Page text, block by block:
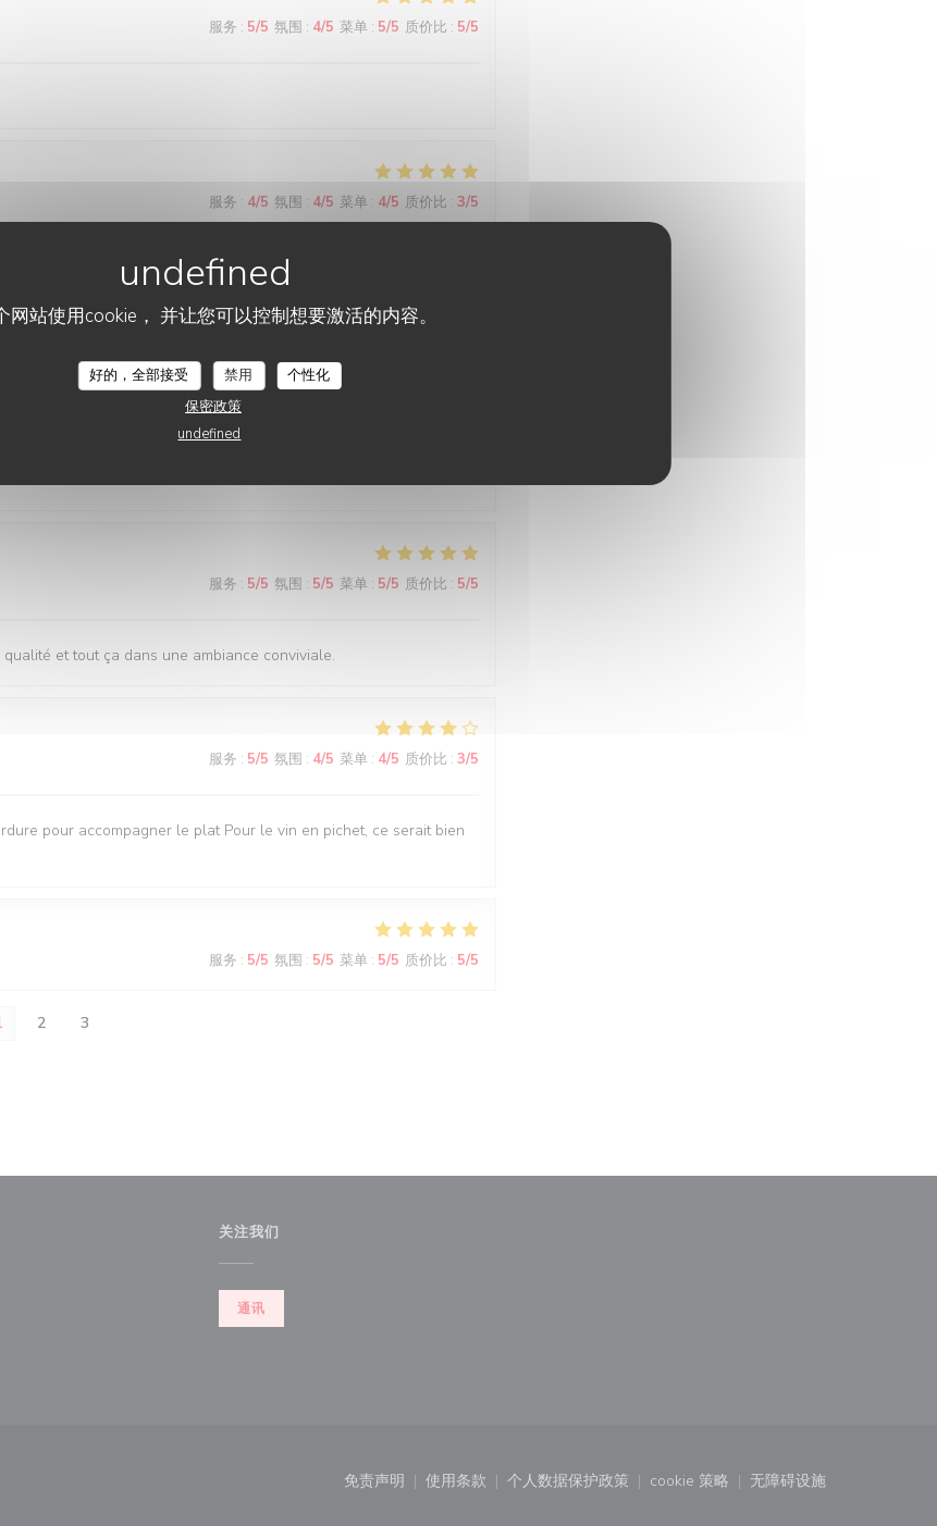
网站使用cookie， 并让您可以控制想要激活的内容。
好的，全部接受 禁用
个性化
保密政策
undefined
服务 : 5/5 氛围 : 4/5 菜单 : 5/5 质价比 : 5/5
服务 : 4/5 氛围 : 4/5 菜单 : 4/5 质价比 : 3/5
服务: 5 /5 氛围: 5/5 菜单:5/5 质价比
服务:
服务 : 5/5 氛围 : 5/5 菜单 : 5/5 质价比 : 5/5
et tout ça dans une ambiance conviviale.
服务 : 5/5 氛围 : 4/5 菜单 : 4/5 质价比 : 3/5
pour accompagner le plat Pour le vin en pichet, ce serait bien
服务 : 5/5 氛围 : 5/5 菜单 : 5/5 质价比 : 5/5
2 3
关注我们
通讯
免责声明
((在新窗口中打开))
使用条款
((在新窗口中打开))
个人数据保护政策
((在新窗口中打开))
cookie 策略
((在新窗口中打开))
无障碍设施
((在新窗口中打开))